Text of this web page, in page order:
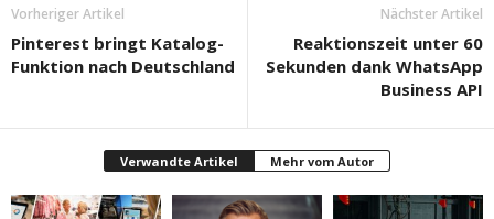
Vorheriger Artikel
Pinterest bringt Katalog-
Funktion nach Deutschland
Nächster Artikel
Reaktionszeit unter 60
Sekunden dank WhatsApp
Business API
Verwandte Artikel Mehr vom Autor